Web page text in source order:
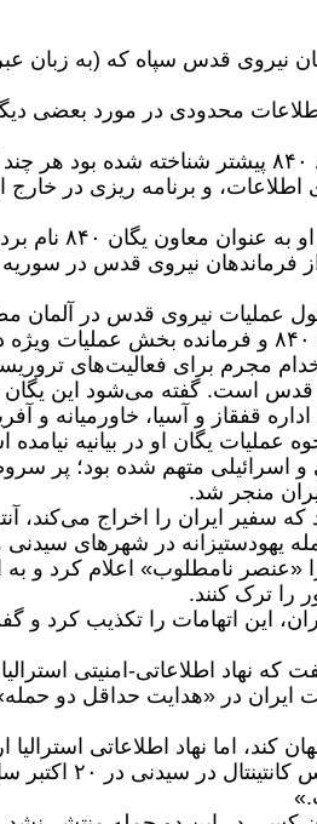
نیروی قدس سپاه که (به زبان
محدودی در مورد بعضی
نام «سردار باقری» به عنوان فرمانده واحد ۸۴۰ پیشتر
و برنامه ریزی در خارج
محمدرضا انصاری که
فرماندهان نیروی قدس در
عملیات نیروی قدس در آلمان
بابایی هم به عنوان یکی از فرماندهان یگان ۸۴۰ و
مجرم برای فعالیت‌های
قدس است. گفته می‌شود این
قفقاز و آسیا، خاورمیانه و
عملیات یگان او در بیانیه
متهم شده بود؛ پر
منجر شد.
شهریور اعلام کرد که سفیر ایران را اخراج
یهودستیزانه در شهرهای
«عنصر نامطلوب» اعلام کرد و
ترک کنند.
این اتهامات را تکذیب کرد
که نهاد اطلاعاتی-امنیتی
ایران در «هدایت حداقل دو
کند، اما نهاد اطلاعاتی
اسلامی] در پشت